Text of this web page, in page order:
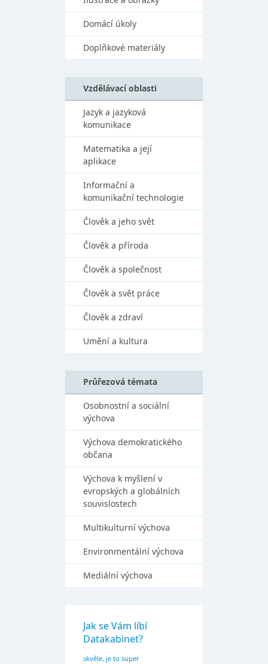
Domácí úkoly
Doplňkové materiály
Vzdělávací oblasti
Jazyk a jazyková
komunikace
Matematika a její
aplikace
Informační a
komunikační technologie
Člověk a jeho svět
Člověk a příroda
Člověk a společnost
Člověk a svět práce
Člověk a zdraví
Umění a kultura
Průřezová témata
Osobnostní a sociální
výchova
Výchova demokratického
občana
Výchova k myšlení v
evropských a globálních
souvislostech
Multikulturní výchova
Environmentální výchova
Mediální výchova
Jak se Vám líbí
Datakabinet?
skvěle, je to super